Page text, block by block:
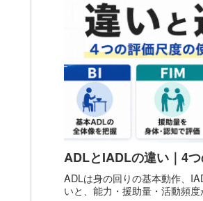
ADLとIADLの違い｜4
ADLは身の回りの基本動作、
いと、能力・援助量・活動頻